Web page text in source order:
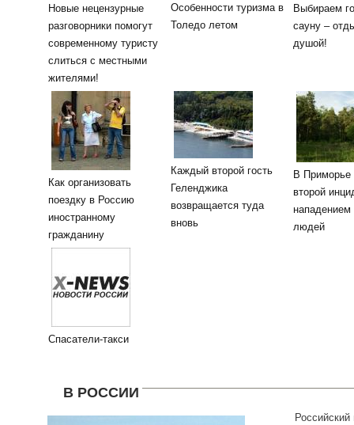
Новые нецензурные
разговорники помогут
современному туристу
слиться с местными
жителями!
Особенности туризма в
Толедо летом
Выбираем
сауну –
душой!
Как организовать
поездку в Россию
иностранному
гражданину
Каждый второй гость
Геленджика
возвращается туда
вновь
В Приморье
второй
людей
Спасатели-такси
В РОССИИ